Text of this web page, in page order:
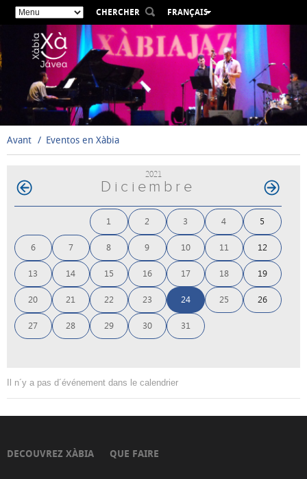
CHERCHER
FRANÇAIS
ESPAÑOL
VALENCIÀ
ENGLISH
DEUTSCH
РУССКИЙ
Avant Eventos en Xàbia
2021
Diciembre
1 2 3 4 5
6 7 8 9 10 11 12
13 14 15 16 17 18 19
20 21 22 23 24 25 26
27 28 29 30 31
Il n´y a pas d´événement dans le calendrier
DECOUVREZ XÀBIA QUE FAIRE